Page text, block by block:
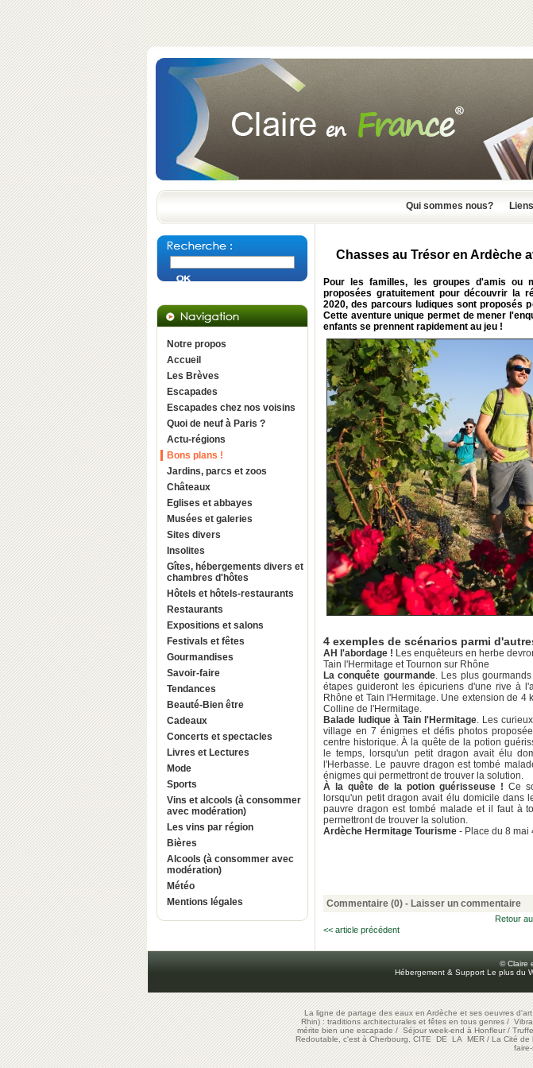
Qui sommes nous? Liens
Notre propos
Accueil
Les Brèves
Escapades
Escapades chez nos voisins
Quoi de neuf à Paris ?
Actu-régions
Bons plans !
Jardins, parcs et zoos
Châteaux
Eglises et abbayes
Musées et galeries
Sites divers
Insolites
Gîtes, hébergements divers et
chambres d'hôtes
Hôtels et hôtels-restaurants
Restaurants
Expositions et salons
Festivals et fêtes
Gourmandises
Savoir-faire
Tendances
Beauté-Bien être
Cadeaux
Concerts et spectacles
Livres et Lectures
Mode
Sports
Vins et alcools (à consommer
avec modération)
Les vins par région
Bières
Alcools (à consommer avec
modération)
Météo
Mentions légales
Chasses au Trésor en Ardèche
Pour les familles, les groupes d'amis ou
proposées gratuitement pour découvrir la
2020, des parcours ludiques sont proposés
Cette aventure unique permet de mener
enfants se prennent rapidement au jeu !
4 exemples de scénarios parmi
AH l'abordage ! Les enquêteurs en herbe
Tain l'Hermitage et Tournon sur Rhône
La conquête gourmande. Les plus
étapes guideront les épicuriens d'une rive à
Rhône et Tain l'Hermitage. Une extension de
Colline de l'Hermitage.
Balade ludique à Tain l'Hermitage. Les
village en 7 énigmes et défis photos
centre historique. À la quête de la potion
le temps, lorsqu'un petit dragon avait élu
l'Herbasse. Le pauvre dragon est tombé
énigmes qui permettront de trouver la solution.
À la quête de la potion guérisseuse ! Ce
lorsqu'un petit dragon avait élu domicile dans
pauvre dragon est tombé malade et il faut à
permettront de trouver la solution.
Ardèche Hermitage Tourisme - Place du 8 mai
Commentaire (0) - Laisser un commentaire
Retour
<< article précédent
© Claire
Hébergement & Support Le plus du
La ligne de partage des eaux en Ardèche et ses oeuvres d'art
Rhin) : traditions architecturales et fêtes en tous genres/
mérite bien une escapade/Séjour week-end à Honfleur/
Redoutable, c'est à Cherbourg, CITE DE LA MER/La Cité de